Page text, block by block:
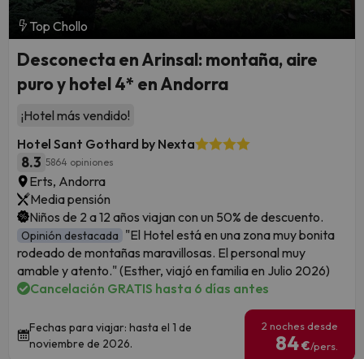
Top Chollo
Desconecta en Arinsal: montaña, aire
puro y hotel 4* en Andorra
¡Hotel más vendido!
Hotel Sant Gothard by Nexta
8.3 5864 opiniones
Erts, Andorra
Media pensión
Niños de 2 a 12 años viajan con un 50% de descuento.
Opinión destacada "El Hotel está en una zona muy bonita
rodeado de montañas maravillosas. El personal muy
amable y atento." (Esther, viajó en familia en Julio 2026)
Cancelación GRATIS hasta 6 días antes
Fechas para viajar: hasta el 1 de
noviembre de 2026.
2 noches desde
84€/pers.